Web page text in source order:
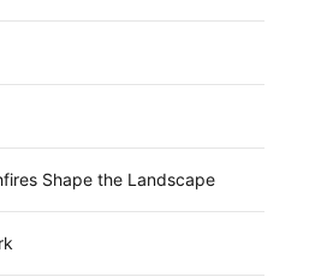
Shape the Landscape